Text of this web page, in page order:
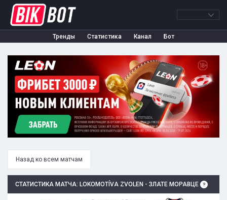
Тренды Статистика Канал Бот
Назад ко всем матчам
СТАТИСТИКА МАТЧА: LOKOMOTÍVA ZVOLEN - ЗЛАТЕ МОРАВЦЕ